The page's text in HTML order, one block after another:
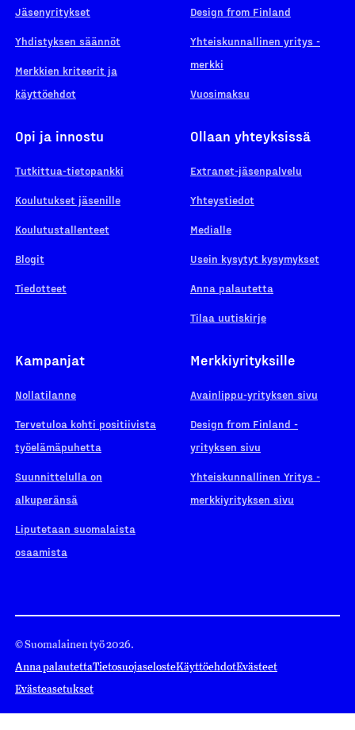
Jäsenyritykset
Yhdistyksen säännöt
Merkkien kriteerit ja
käyttöehdot
Design from Finland
Yhteiskunnallinen yritys -
merkki
Vuosimaksu
Opi ja innostu
Tutkittua-tietopankki
Koulutukset jäsenille
Koulutustallenteet
Blogit
Tiedotteet
Ollaan yhteyksissä
Extranet-jäsenpalvelu
Yhteystiedot
Medialle
Usein kysytyt kysymykset
Anna palautetta
Tilaa uutiskirje
Kampanjat
Nollatilanne
Tervetuloa kohti positiivista
työelämäpuhetta
Suunnittelulla on
alkuperänsä
Liputetaan suomalaista
osaamista
Merkkiyrityksille
Avainlippu-yrityksen sivu
Design from Finland -
yrityksen sivu
Yhteiskunnallinen Yritys -
merkkiyrityksen sivu
© Suomalainen työ 2026.
Anna palautettaTietosuojaselosteKäyttöehdotEvästeet
Evästeasetukset